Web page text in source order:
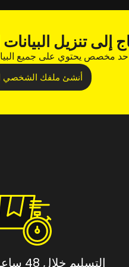
إلى تنزيل
مخصص يحتوي على جميع
أنشئ ملفك
التسليم خلال 48 ساعة في إيطاليا